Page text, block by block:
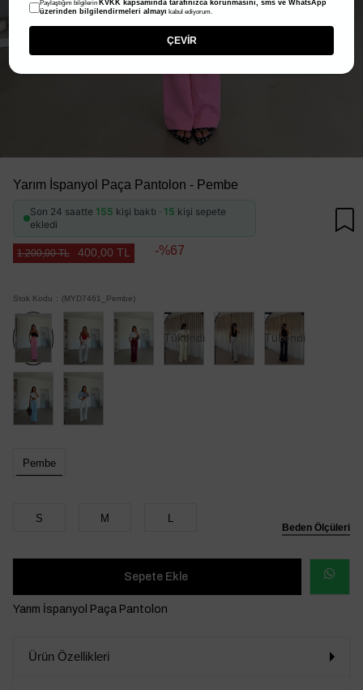
Yarım İspanyol Paça Pantolon - Pembe
Son 24 saatte 155 kişi baktı · 15 kişi sepete
ekledi
1.200,00 TL 400,00 TL 67
Stok Kodu (MYD7461_Pembe)
Tükendi Tükendi
Beden Ölçüleri
Pembe
S M
VER
Yarım İspanyol Paça Pantolon
Ürün Özellikleri
Paylaştığım bilgilerin KVKK kapsamında tarafınızca korunmasını, sms ve WhatsApp
üzerinden bilgilendirmeleri almayı kabul ediyorum.
ÇEVİR